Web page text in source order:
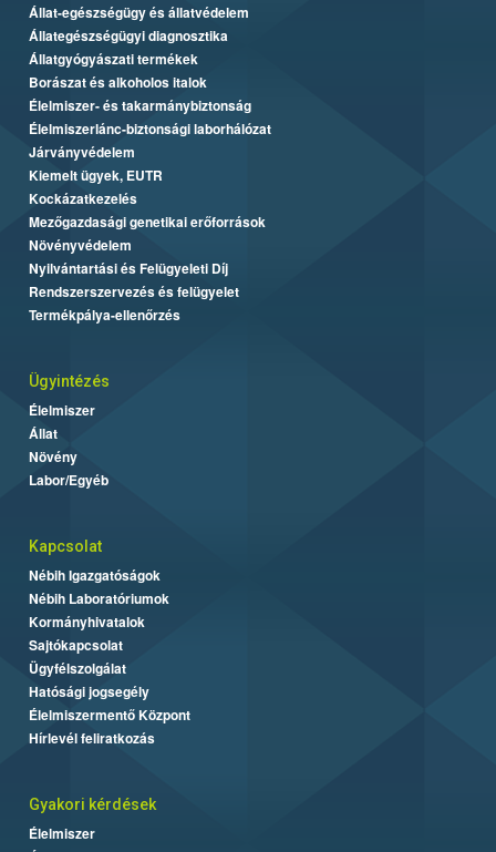
Állat-egészségügy és állatvédelem
Állategészségügyi diagnosztika
Állatgyógyászati termékek
Borászat és alkoholos italok
Élelmiszer- és takarmánybiztonság
Élelmiszerlánc-biztonsági laborhálózat
Járványvédelem
Kiemelt ügyek, EUTR
Kockázatkezelés
Mezőgazdasági genetikai erőforrások
Növényvédelem
Nyilvántartási és Felügyeleti Díj
Rendszerszervezés és felügyelet
Termékpálya-ellenőrzés
Ügyintézés
Élelmiszer
Állat
Növény
Labor/Egyéb
Kapcsolat
Nébih Igazgatóságok
Nébih Laboratóriumok
Kormányhivatalok
Sajtókapcsolat
Ügyfélszolgálat
Hatósági jogsegély
Élelmiszermentő Központ
Hírlevél feliratkozás
Gyakori kérdések
Élelmiszer